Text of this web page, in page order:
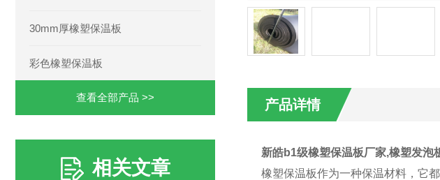
30mm厚橡塑保温板
彩色橡塑保温板
查看全部产品 >>
相关文章
产品详情
新皓b1级橡塑保温板厂家,橡塑发泡
橡塑保温板作为一种保温材料，它